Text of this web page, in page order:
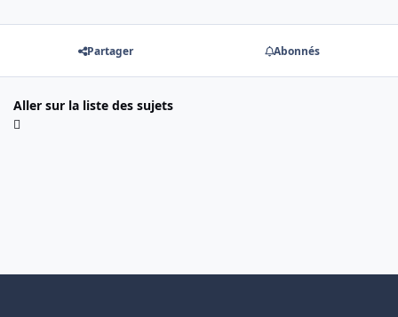
Partager Abonnés
Aller sur la liste des sujets